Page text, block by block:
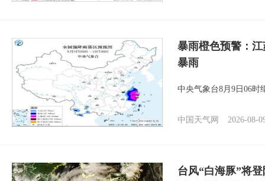
暴雨橙色预警：
暴雨
中央气象台8月9日06时
中国天气网 2026-08-
台风“白海豚”将